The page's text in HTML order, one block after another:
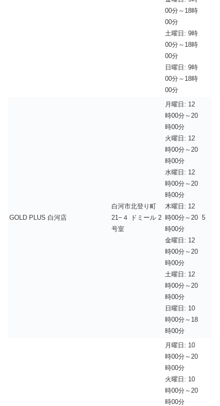
00分～18時
00分
土曜日: 9時
00分～18時
00分
日曜日: 9時
00分～18時
00分
GOLD PLUS 白河店
白河市北登り町
21−４ ドミール 2
号室
月曜日: 12
時00分～20
時00分
火曜日: 12
時00分～20
時00分
水曜日: 12
時00分～20
時00分
木曜日: 12
時00分～20
時00分
金曜日: 12
時00分～20
時00分
土曜日: 12
時00分～20
時00分
日曜日: 10
時00分～18
時00分
5
月曜日: 10
時00分～20
時00分
火曜日: 10
時00分～20
時00分